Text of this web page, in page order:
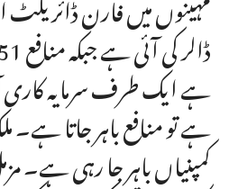
ہے ایک طرف سرمایہ کاری
ہے تو منافع باہر جاتا
کمپنیاں باہر جا رہی ہے۔